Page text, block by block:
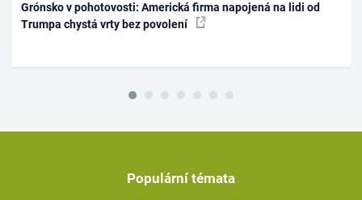
Grónsko v pohotovosti: Americká firma napojená na lidi od
Trumpa chystá vrty bez povolení
Populární témata